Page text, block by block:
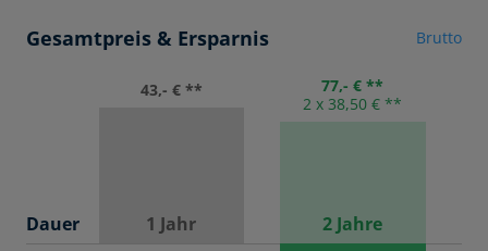
Gesamtpreis & Ersparnis Brutto
Dauer
43,- € **
1 Jahr
77,- € **
2 x 38,50 € **
2 Jahre